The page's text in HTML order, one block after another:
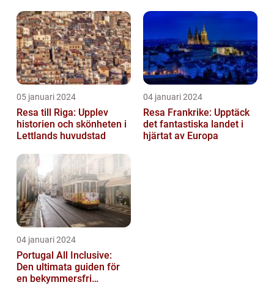
Semester...
05 januari 2024
Resa till Riga: Upplev
historien och skönheten i
Lettlands huvudstad
04 januari 2024
Resa Frankrike: Upptäck
det fantastiska landet i
hjärtat av Europa
04 januari 2024
Portugal All Inclusive:
Den ultimata guiden för
en bekymmersfri